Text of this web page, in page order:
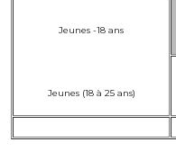
Jeunes -18 ans
Jeunes (18 à 25 ans)